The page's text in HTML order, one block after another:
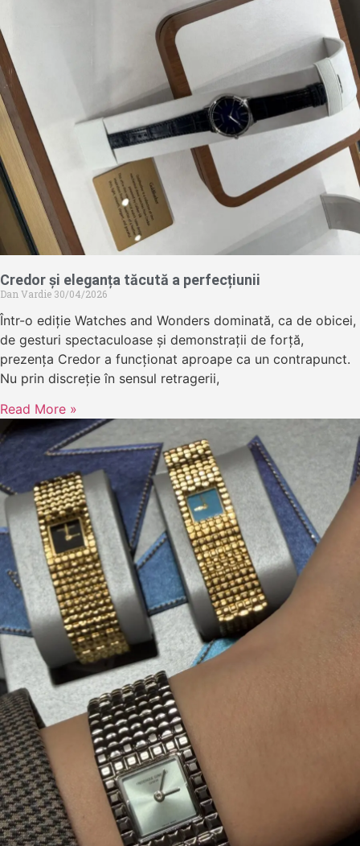
Credor și eleganța tăcută a perfecțiunii
Dan Vardie 30/04/2026
Într-o ediție Watches and Wonders dominată, ca de obicei,
de gesturi spectaculoase și demonstrații de forță,
prezența Credor a funcționat aproape ca un contrapunct.
Nu prin discreție în sensul retragerii,
Read More »